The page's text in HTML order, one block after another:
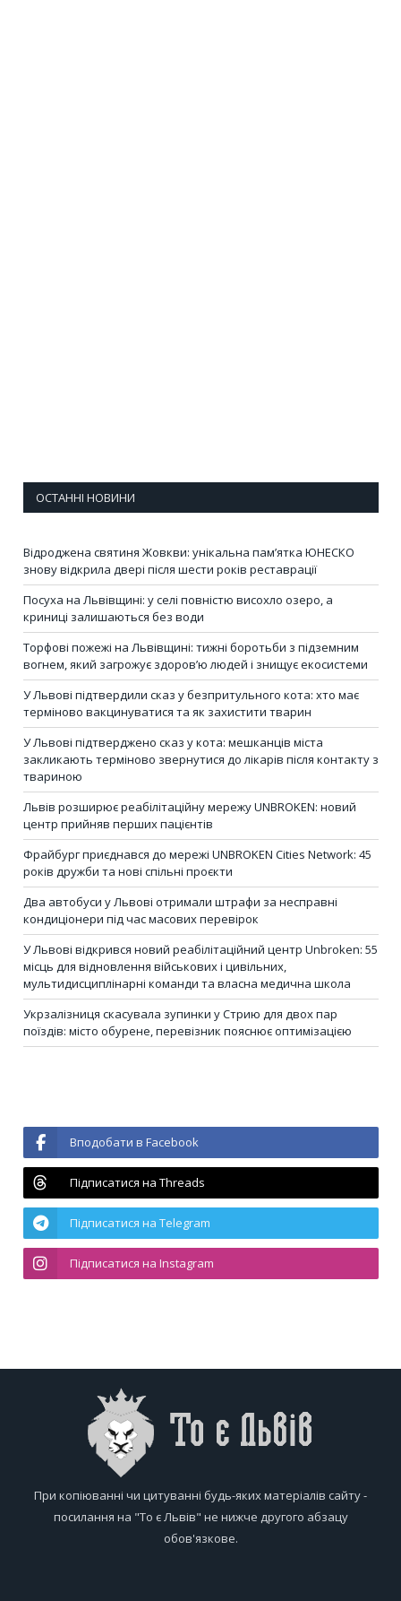
ОСТАННІ НОВИНИ
Відроджена святиня Жовкви: унікальна пам’ятка ЮНЕСКО
знову відкрила двері після шести років реставрації
Посуха на Львівщині: у селі повністю висохло озеро, а
криниці залишаються без води
Торфові пожежі на Львівщині: тижні боротьби з підземним
вогнем, який загрожує здоров’ю людей і знищує екосистеми
У Львові підтвердили сказ у безпритульного кота: хто має
терміново вакцинуватися та як захистити тварин
У Львові підтверджено сказ у кота: мешканців міста
закликають терміново звернутися до лікарів після контакту з
твариною
Львів розширює реабілітаційну мережу UNBROKEN: новий
центр прийняв перших пацієнтів
Фрайбург приєднався до мережі UNBROKEN Cities Network: 45
років дружби та нові спільні проєкти
Два автобуси у Львові отримали штрафи за несправні
кондиціонери під час масових перевірок
У Львові відкрився новий реабілітаційний центр Unbroken: 55
місць для відновлення військових і цивільних,
мультидисциплінарні команди та власна медична школа
Укрзалізниця скасувала зупинки у Стрию для двох пар
поїздів: місто обурене, перевізник пояснює оптимізацією
Вподобати в Facebook
Підписатися на Threads
Підписатися на Telegram
Підписатися на Instagram
При копіюванні чи цитуванні будь-яких матеріалів сайту -
посилання на "То є Львів" не нижче другого абзацу
обов'язкове.